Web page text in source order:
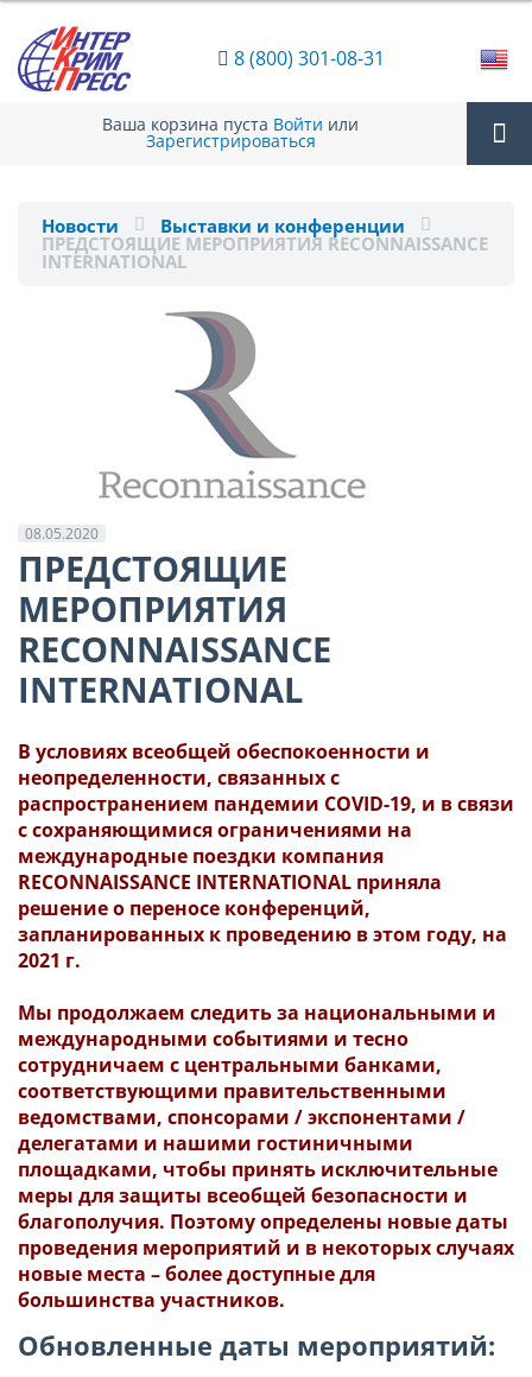
8 (800) 301-08-31
Ваша корзина пуста Войти или
Зарегистрироваться
Новости Выставки и конференции
ПРЕДСТОЯЩИЕ МЕРОПРИЯТИЯ RECONNAISSANCE
INTERNATIONAL
08.05.2020
ПРЕДСТОЯЩИЕ
МЕРОПРИЯТИЯ
RECONNAISSANCE
INTERNATIONAL
В условиях всеобщей обеспокоенности и
неопределенности, связанных с
распространением пандемии COVID-19, и в связи
с сохраняющимися ограничениями на
международные поездки компания
RECONNAISSANCE INTERNATIONAL приняла
решение о переносе конференций,
запланированных к проведению в этом году, на
2021 г.
Мы продолжаем следить за национальными и
международными событиями и тесно
сотрудничаем с центральными банками,
соответствующими правительственными
ведомствами, спонсорами / экспонентами /
делегатами и нашими гостиничными
площадками, чтобы принять исключительные
меры для защиты всеобщей безопасности и
благополучия. Поэтому определены новые даты
проведения мероприятий и в некоторых случаях
новые места – более доступные для
большинства участников.
Обновленные даты мероприятий: